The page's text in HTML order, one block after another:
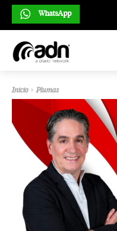
WhatsApp
Inicio Plumas